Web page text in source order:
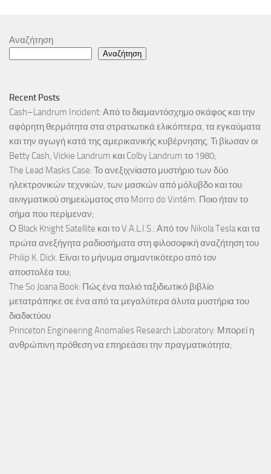
Αναζήτηση
Αναζήτηση
Recent Posts
Cash–Landrum Incident: Από το διαμαντόσχημο σκάφος και την
αφόρητη θερμότητα στα στρατιωτικά ελικόπτερα, τα εγκαύματα
και την αγωγή κατά της αμερικανικής κυβέρνησης. Τι βίωσαν οι
Betty Cash, Vickie Landrum και Colby Landrum το 1980;
The Lead Masks Case: Το ανεξιχνίαστο μυστήριο των δύο
ηλεκτρονικών τεχνικών, των μασκών από μόλυβδο και του
αινιγματικού σημειώματος στο Morro do Vintém. Ποιο ήταν το
σήμα που περίμεναν;
Ο Black Knight Satellite και το V.A.L.I.S.: Από τον Nikola Tesla και τα
πρώτα ανεξήγητα ραδιοσήματα στη φιλοσοφική αναζήτηση του
Philip K. Dick. Είναι το μήνυμα σημαντικότερο από τον
αποστολέα του;
The So Joana Book: Πώς ένα παλιό ταξιδιωτικό βιβλίο
μετατράπηκε σε ένα από τα μεγαλύτερα άλυτα μυστήρια του
διαδικτύου
Princeton Engineering Anomalies Research Laboratory: Μπορεί η
ανθρώπινη πρόθεση να επηρεάσει την πραγματικότητα;